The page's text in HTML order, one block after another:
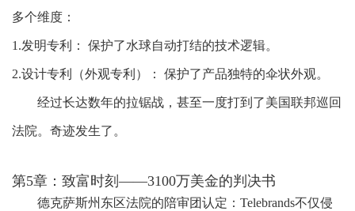
多个维度：
1.发明专利： 保护了水球自动打结的技术逻辑。
2.设计专利（外观专利）： 保护了产品独特的伞状外观。
经过长达数年的拉锯战，甚至一度打到了美国联邦巡回
法院。奇迹发生了。
第5章：致富时刻 ——3100万美金的判决书
德克萨斯州东区法院的陪审团认定： Telebrands不仅侵